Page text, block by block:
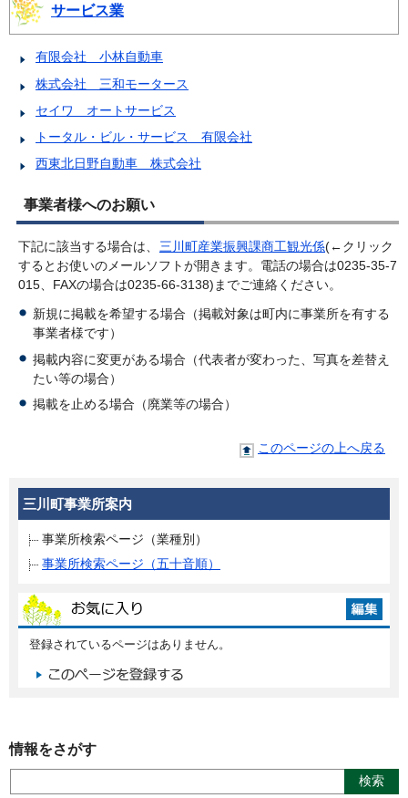
サービス業
有限会社 小林自動車
株式会社 三和モータース
セイワ オートサービス
トータル・ビル・サービス 有限会社
西東北日野自動車 株式会社
事業者様へのお願い
下記に該当する場合は、 三川町産業振興課商工観光係(←クリック
するとお使いのメールソフトが開きます。電話の場合は0235-35-7
015、FAXの場合は0235-66-3138)までご連絡ください。
新規に掲載を希望する場合（掲載対象は町内に事業所を有する
事業者様です）
掲載内容に変更がある場合（代表者が変わった、写真を差替え
たい等の場合）
掲載を止める場合（廃業等の場合）
このページの上へ戻る
三川町事業所案内
事業所検索ページ（業種別）
事業所検索ページ（五十音順）
登録されているページはありません。
情報をさがす